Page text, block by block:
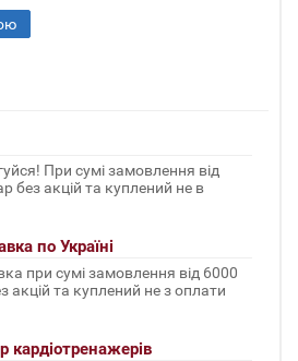
При сумі замовлення від
без акцій та куплений не в
по Україні
при сумі замовлення від 6000
акцій та куплений не з оплати
кардіотренажерів